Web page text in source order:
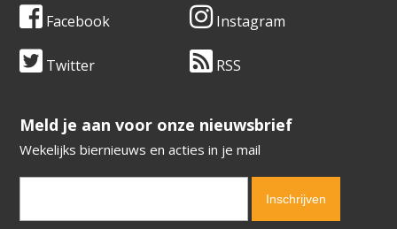
Facebook Instagram
Twitter RSS
​​​​​​​Meld je aan voor onze nieuwsbrief
Wekelijks biernieuws en acties in je mail